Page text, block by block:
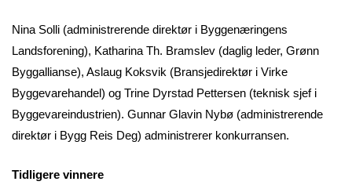
Nina Solli (administrerende direktør i Byggenæringens
Landsforening), Katharina Th. Bramslev (daglig leder, Grønn
Byggallianse), Aslaug Koksvik (Bransjedirektør i Virke
Byggevarehandel) og Trine Dyrstad Pettersen (teknisk sjef i
Byggevareindustrien). Gunnar Glavin Nybø (administrerende
direktør i Bygg Reis Deg) administrerer konkurransen.
Tidligere vinnere